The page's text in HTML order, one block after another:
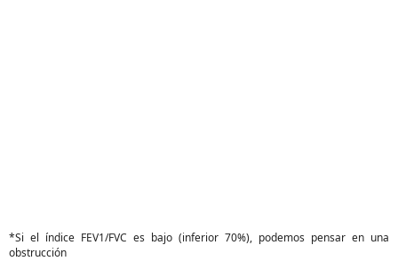
*Si el índice FEV1/FVC es bajo (inferior 70%), podemos pensar en una
obstrucción